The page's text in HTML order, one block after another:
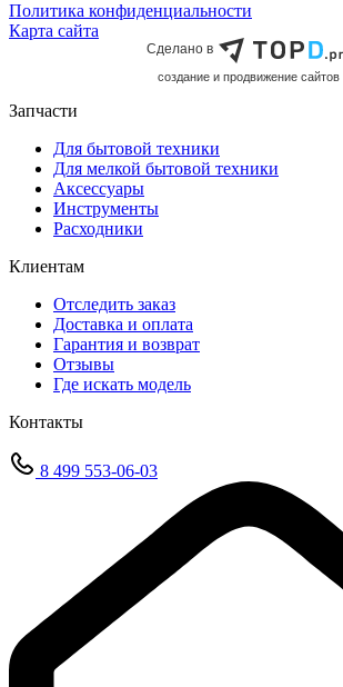
Политика конфиденциальности
Карта сайта
Сделано в
cоздание и продвижение сайтов
Запчасти
Для бытовой техники
Для мелкой бытовой техники
Аксессуары
Инструменты
Расходники
Клиентам
Отследить заказ
Доставка и оплата
Гарантия и возврат
Отзывы
Где искать модель
Контакты
8 499 553-06-03